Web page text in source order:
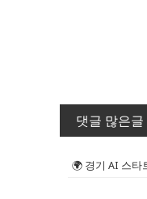
댓글 많은글